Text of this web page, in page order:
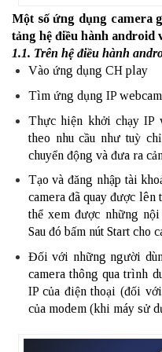
Một số ứng dụng camera
tảng hệ điều hành android
1.1. Trên hệ điều hành
Vào ứng dụng CH play
Tìm ứng dụng IP
Thực hiện khởi chạy IP
theo nhu cầu như tuỳ
chuyển động và đưa ra
Tạo và đăng nhập tài
camera đã quay được lên
thể xem được những
Sau đó bấm nút Start cho
Đối với những người
camera thông qua trình
IP của điện thoại (đối
của modem (khi máy sử